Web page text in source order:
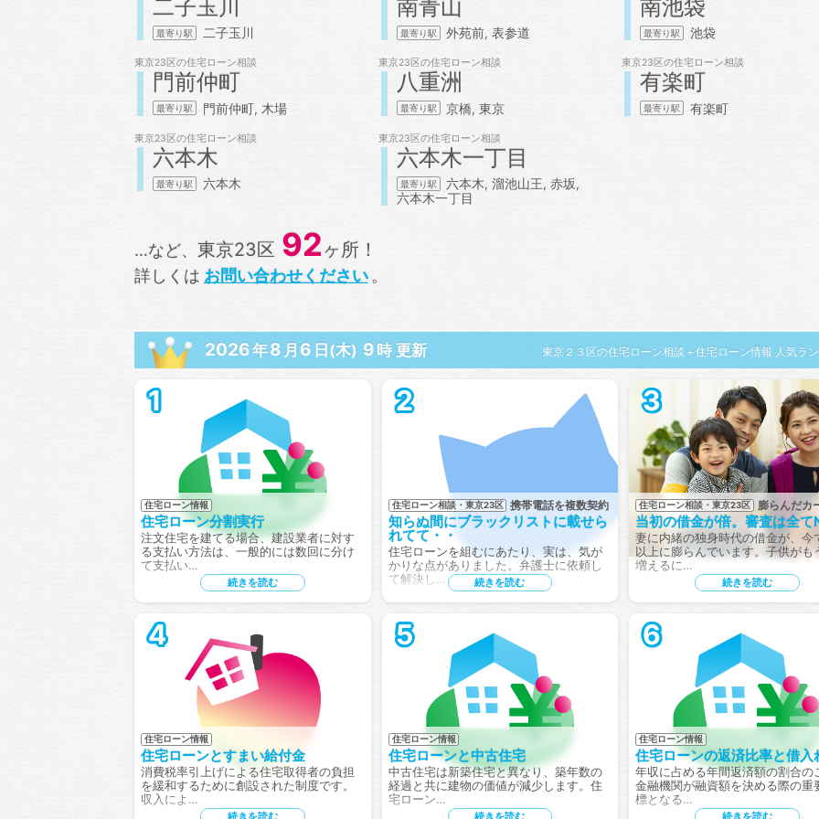
二子玉川
二子玉川
南青山
外苑前 表参道
南池袋
池袋
東京23区の住宅ローン相談
門前仲町
門前仲町 木場
東京23区の住宅ローン相談
八重洲
京橋 東京
東京23区の住宅ローン相談
有楽町
有楽町
東京23区の住宅ローン相談
六本木
六本木
東京23区の住宅ローン相談
六本木一丁目
六本木 溜池山王 赤坂
六本木一丁目
…など、 東京23区 92ヶ所！
詳しくは お問い合わせください 。
2026年8 月 6 日(木) 9 時 更新 東京２３区の住宅ローン相談＋住宅ローン情報 人気ラ
1
住宅ローン情報
住宅ローン分割実行
注文住宅を建てる場合、建設業者に対す
る支払い方法は、一般的には数回に分け
て支払い…
続きを読む
2
住宅ローン相談・東京23区 携帯電話を複数契約
知らぬ間にブラックリストに載せら
れてて・・
住宅ローンを組むにあたり、実は、気が
かりな点がありました。弁護士に依頼し
て解決し…
続きを読む
3
住宅ローン相談・東京23区 膨らんだカ
当初の借金が倍。審査は全て
妻に内緒の独身時代の借金が、今
以上に膨らんでいます。子供がも
増えるに…
続きを読む
4
住宅ローン情報
住宅ローンとすまい給付金
消費税率引上げによる住宅取得者の負担
を緩和するために創設された制度です。
収入によ…
5
住宅ローン情報
住宅ローンと中古住宅
中古住宅は新築住宅と異なり、築年数の
経過と共に建物の価値が減少します。住
宅ローン…
6
住宅ローン情報
住宅ローンの返済比率と借入
年収に占める年間返済額の割合の
金融機関が融資額を決める際の重
標となる…